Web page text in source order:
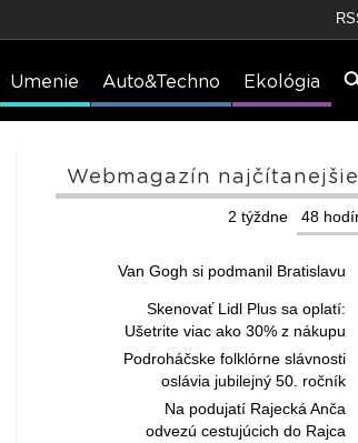
Umenie Auto&Techno Ekológia
Webmagazín najčítanejšie
48
2 týždne
Van Gogh si podmanil Bratislavu
Skenovať Lidl Plus sa oplatí:
Ušetrite viac ako 30% z nákupu
Podroháčske folklórne slávnosti
oslávia jubilejný 50. ročník
Na podujatí Rajecká Anča
odvezú cestujúcich do Rajca